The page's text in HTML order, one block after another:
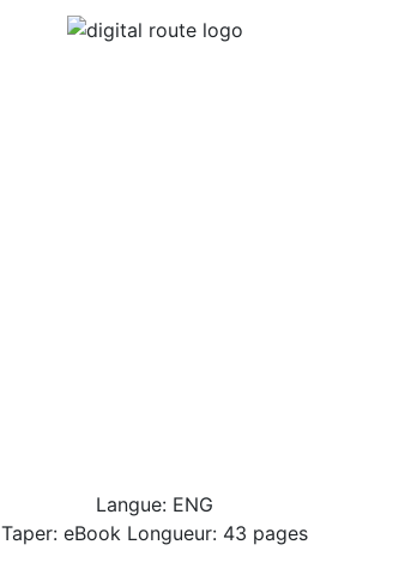
Langue: ENG
Taper: eBook Longueur: 43 pages